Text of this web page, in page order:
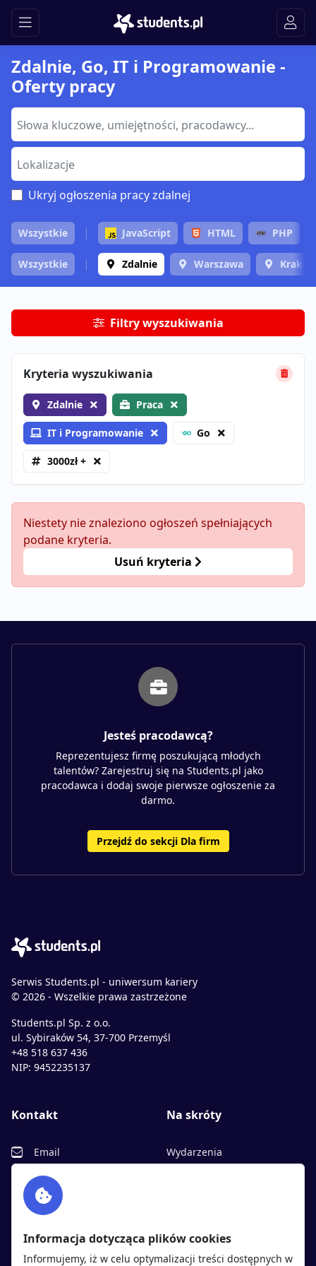
Zdalnie, Go, IT i Programowanie -
Oferty pracy
Ukryj ogłoszenia pracy zdalnej
Wszystkie JavaScript HTML PHP
Wszystkie Zdalnie Warszawa
Filtry wyszukiwania
Kryteria wyszukiwania
Zdalnie Praca
IT i Programowanie Go
3000zł +
Niestety nie znaleziono ogłoszeń spełniających
podane kryteria.
Usuń kryteria
Jesteś pracodawcą?
Reprezentujesz firmę poszukującą młodych
talentów? Zarejestruj się na Students.pl jako
pracodawca i dodaj swoje pierwsze ogłoszenie za
darmo.
Przejdź do sekcji Dla firm
Serwis Students.pl - uniwersum kariery
© 2026 - Wszelkie prawa zastrzeżone
Students.pl Sp. z o.o.
ul. Sybiraków 54, 37-700 Przemyśl
+48 518 637 436
NIP: 9452235137
Kontakt
Email
Facebook
Twitter
Na skróty
Wydarzenia
Polityka cookies
Polityka prywatności
Informacja dotycząca plików cookies
Informujemy, iż w celu optymalizacji treści dostępnych w